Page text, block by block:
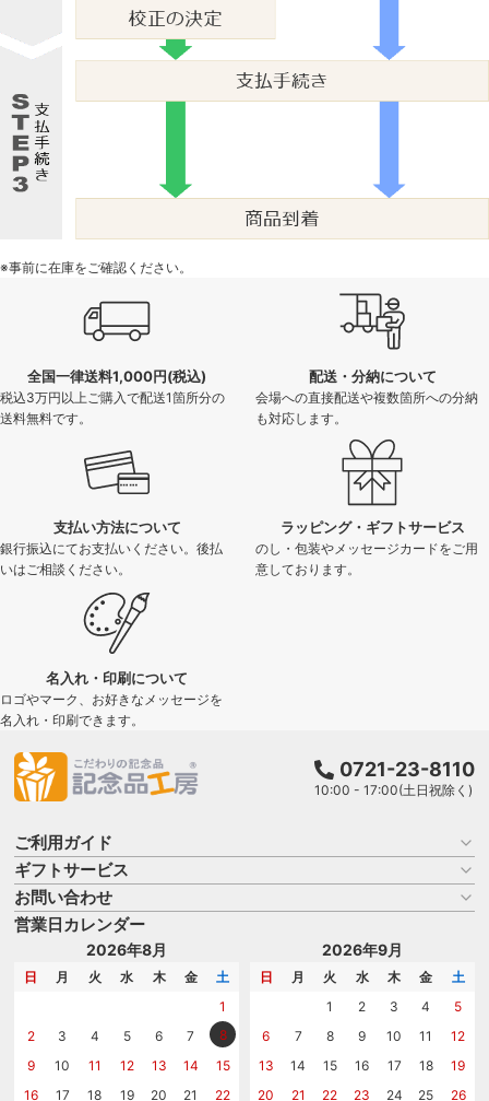
※事前に在庫をご確認ください。
全国一律送料1,000円(税込)
税込3万円以上ご購入で配送1箇所分の
送料無料です。
配送・分納について
会場への直接配送や複数箇所への分納
も対応します。
支払い方法について
銀行振込にてお支払いください。後払
いはご相談ください。
ラッピング・ギフトサービス
のし・包装やメッセージカードをご用
意しております。
名入れ・印刷について
ロゴやマーク、お好きなメッセージを
名入れ・印刷できます。
0721-23-8110
10:00 - 17:00(土日祝除く)
ご利用ガイド
お買い物ガイド
よくある質問
はじめての記念品選び
記念品工房の使い方
ギフトサービス
名入れについて
のし
メッセージカード
お問い合わせ
商品選びを相談する
名入れについて相談する
カタログを請求する
営業日カレンダー
2026年8月
日 月 火 水 木 金
土
1
2
3 4 5 6 7
8
9
10 11 12 13 14
15
16
17 18 19 20 21 22
2026年9月
日 月 火 水 木 金
土
1
2 3 4
5
6
7 8 9 10 11
12
13
14 15 16 17 18
19
20
21 22 23 24 25 26